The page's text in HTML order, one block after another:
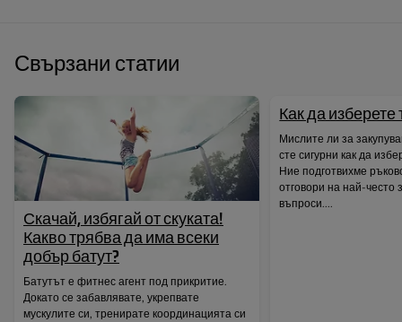
Свързани статии
Скачай, избягай от скуката!
Какво трябва да има всеки
добър батут?
Батутът е фитнес агент под прикритие.
Докато се забавлявате, укрепвате
мускулите си, тренирате координацията си
Как да
Мислите ли за
сте сигурни как да
Ние подготвихме
отговори на най-често
въпроси....